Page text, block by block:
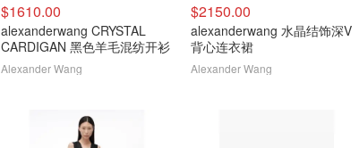
$1610.00
alexanderwang CRYSTAL
CARDIGAN 黑色羊毛混纺开衫
Alexander Wang
$2150.00
alexanderwang 水晶结饰深V
背心连衣裙
Alexander Wang